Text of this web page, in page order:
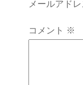
メールアド
コメント ※